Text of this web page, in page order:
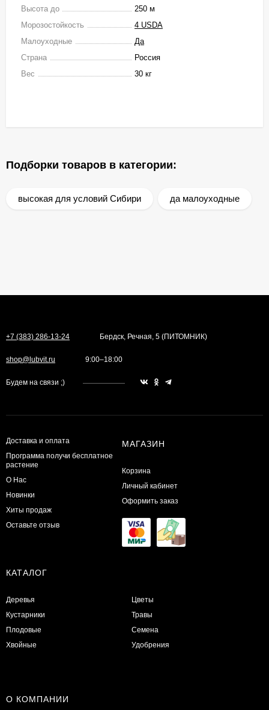
Высота до
250 м
Морозостойкость
4 USDA
Малоуходные
Да
Страна
Россия
Вес
30 кг
Подборки товаров в категории:
высокая для условий Сибири да малоуходные
+7 (383) 286-13-24 Бердск, Речная, 5 (ПИТОМНИК)
shop@lubvit.ru 9:00–18:00
Будем на связи ;)
Доставка и оплата
Программа получи бесплатное
растение
О Нас
Новинки
Хиты продаж
Оставьте отзыв
МАГАЗИН
Корзина
Личный кабинет
Оформить заказ
КАТАЛОГ
Деревья
Кустарники
Плодовые
Хвойные
Цветы
Травы
Семена
Удобрения
О КОМПАНИИ